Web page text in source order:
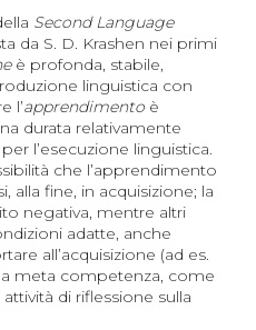
Second Language
da S. D. Krashen nei primi
è profonda, stabile,
linguistica con
l’apprendimentoè
durata relativamente
l’esecuzione linguistica.
che l’apprendimento
alla fine, in acquisizione; la
negativa, mentre altri
adatte, anche
all’acquisizione (ad es.
meta competenza, come
di riflessione sulla